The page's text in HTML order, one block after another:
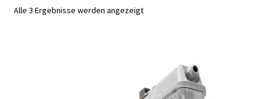
► ZAHLARTEN
Alle 3 Ergebnisse werden angezeigt